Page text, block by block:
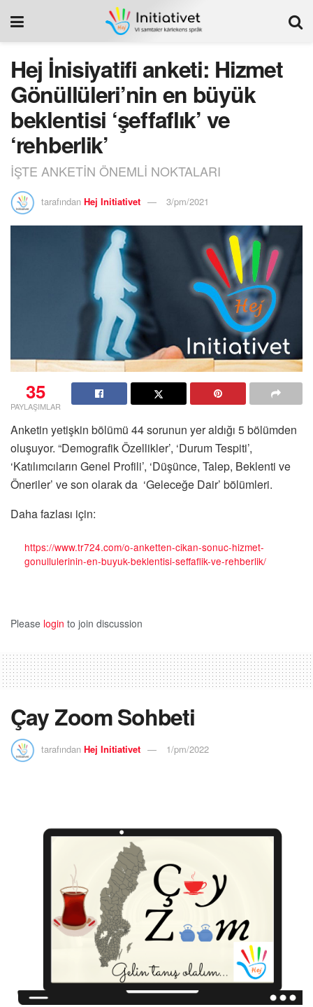
Hej İnisiyatifi anketi: Hizmet
Gönüllüleri’nin en büyük
beklentisi ‘şeffaflık’ ve
‘rehberlik’
İŞTE ANKETİN ÖNEMLİ NOKTALARI
tarafından Hej Initiativet 3/pm/2021
35
PAYLAŞIMLAR
Anketin yetişkin bölümü 44 sorunun yer aldığı 5 bölümden
oluşuyor. “Demografik Özellikler’, ‘Durum Tespiti’,
‘Katılımcıların Genel Profili’, ‘Düşünce, Talep, Beklenti ve
Öneriler’ ve son olarak da ‘Geleceğe Dair’ bölümleri.
Daha fazlası için:
https://www.tr724.com/o-anketten-cikan-sonuc-hizmet-
gonullulerinin-en-buyuk-beklentisi-seffaflik-ve-rehberlik/
Please login to join discussion
Çay Zoom Sohbeti
tarafından Hej Initiativet 1/pm/2022